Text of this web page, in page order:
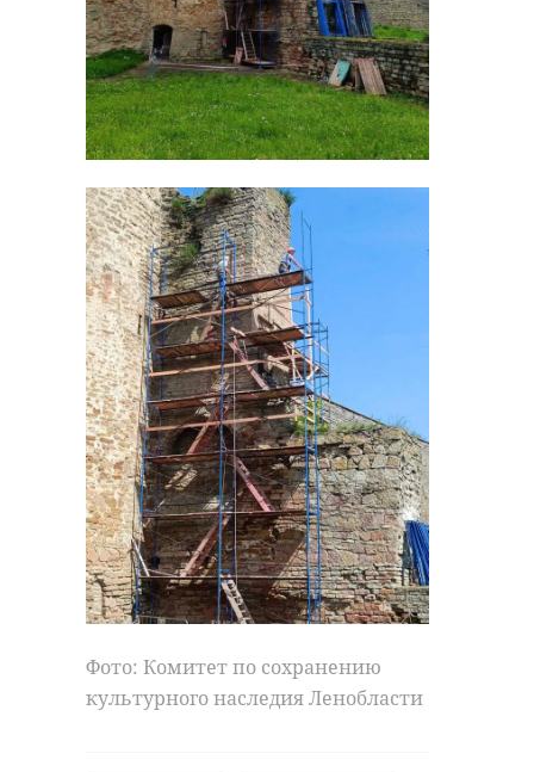
Фото: Комитет по сохранению
культурного наследия Ленобласти